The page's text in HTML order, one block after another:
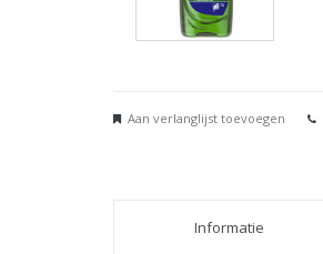
Aan verlanglijst toevoegen
Informatie